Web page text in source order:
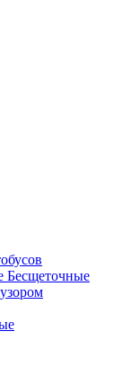
Бесщеточные